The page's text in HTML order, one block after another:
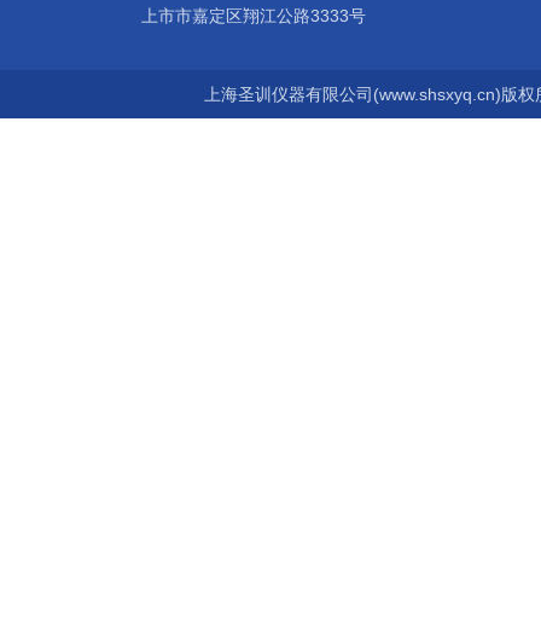
上市市嘉定区翔江公路3333号
上海圣训仪器有限公司(www.shsxyq.cn)版